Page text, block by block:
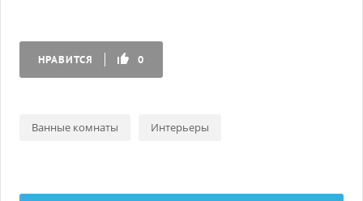
НРАВИТСЯ 0
Ванные комнаты Интерьеры